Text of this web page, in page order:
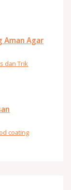
Aman Agar
dan Trik
coating